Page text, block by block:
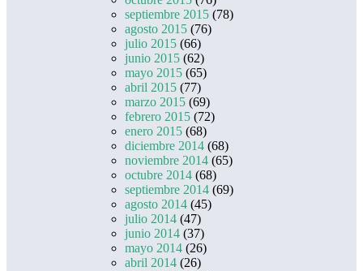
septiembre 2015 (78)
agosto 2015 (76)
julio 2015 (66)
junio 2015 (62)
mayo 2015 (65)
abril 2015 (77)
marzo 2015 (69)
febrero 2015 (72)
enero 2015 (68)
diciembre 2014 (68)
noviembre 2014 (65)
octubre 2014 (68)
septiembre 2014 (69)
agosto 2014 (45)
julio 2014 (47)
junio 2014 (37)
mayo 2014 (26)
abril 2014 (26)